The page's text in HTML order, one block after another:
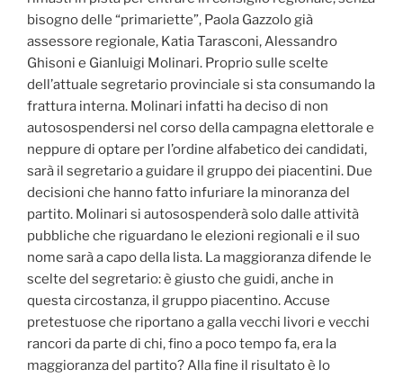
bisogno delle “primariette”, Paola Gazzolo già
assessore regionale, Katia Tarasconi, Alessandro
Ghisoni e Gianluigi Molinari. Proprio sulle scelte
dell’attuale segretario provinciale si sta consumando la
frattura interna. Molinari infatti ha deciso di non
autosospendersi nel corso della campagna elettorale e
neppure di optare per l’ordine alfabetico dei candidati,
sarà il segretario a guidare il gruppo dei piacentini. Due
decisioni che hanno fatto infuriare la minoranza del
partito. Molinari si autosospenderà solo dalle attività
pubbliche che riguardano le elezioni regionali e il suo
nome sarà a capo della lista. La maggioranza difende le
scelte del segretario: è giusto che guidi, anche in
questa circostanza, il gruppo piacentino. Accuse
pretestuose che riportano a galla vecchi livori e vecchi
rancori da parte di chi, fino a poco tempo fa, era la
maggioranza del partito? Alla fine il risultato è lo